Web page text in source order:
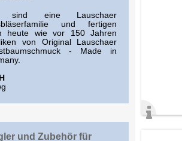
sind eine Lauschaer
und fertigen
heute wie vor 150 Jahren
von Original Lauschaer
- Made in
und Zubehör für